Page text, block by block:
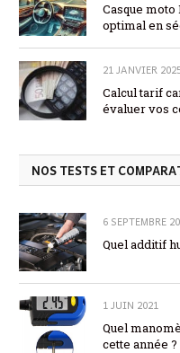
Casque
optimal en
21 JANVIER
Calcul tarif
évaluer vos
NOS TESTS ET
6 SEPTEMBRE
Quel additif
1 JUIN 2021
Quel
cette année ?